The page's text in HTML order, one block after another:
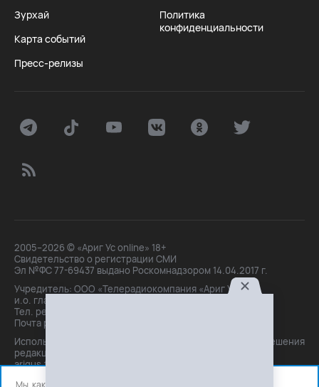
Зурхай
Карта событий
Пресс-релизы
Политика
конфиденциальности
2005–2026 © «Ариг Ус online» 18+
Свидетельство о регистрации СМИ
Эл №ФС 77-69437 выдано Роскомнадзором 14.04.2017 г.
Учредитель: ООО «Телерадиокомпания «Ариг Ус»,
и.о. главного редактора: Маханова О.Б.
Тел. peдakции: +7(3012)21-30-14,
Почта peдakции: editor@arigus.tv
Использование материалов только с письменного разрешения
редакции. При цитировании прямая активная ссылка на
arigus.tv обязательна.
Мы, как и все используем файлы cookie и сервисы аналитики.